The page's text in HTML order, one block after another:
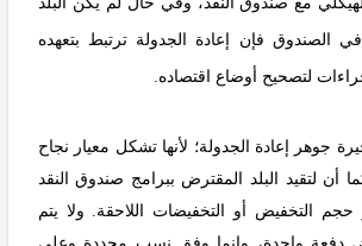
الصندوق فإن إعادة الجدولة ترتبط بتعهده
لتصحيح أوضاع اقتصاده.
جوهر إعادة الجدولة؛ لأنها تشكل معيار نجاح
أن لتقيد البلد المقترض ببرامج صندوق النقد
حجم التخفيض أو التخفيضات اللاحقة. ولا يتم